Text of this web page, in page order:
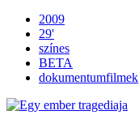
2009
29'
színes
BETA
dokumentumfilmek